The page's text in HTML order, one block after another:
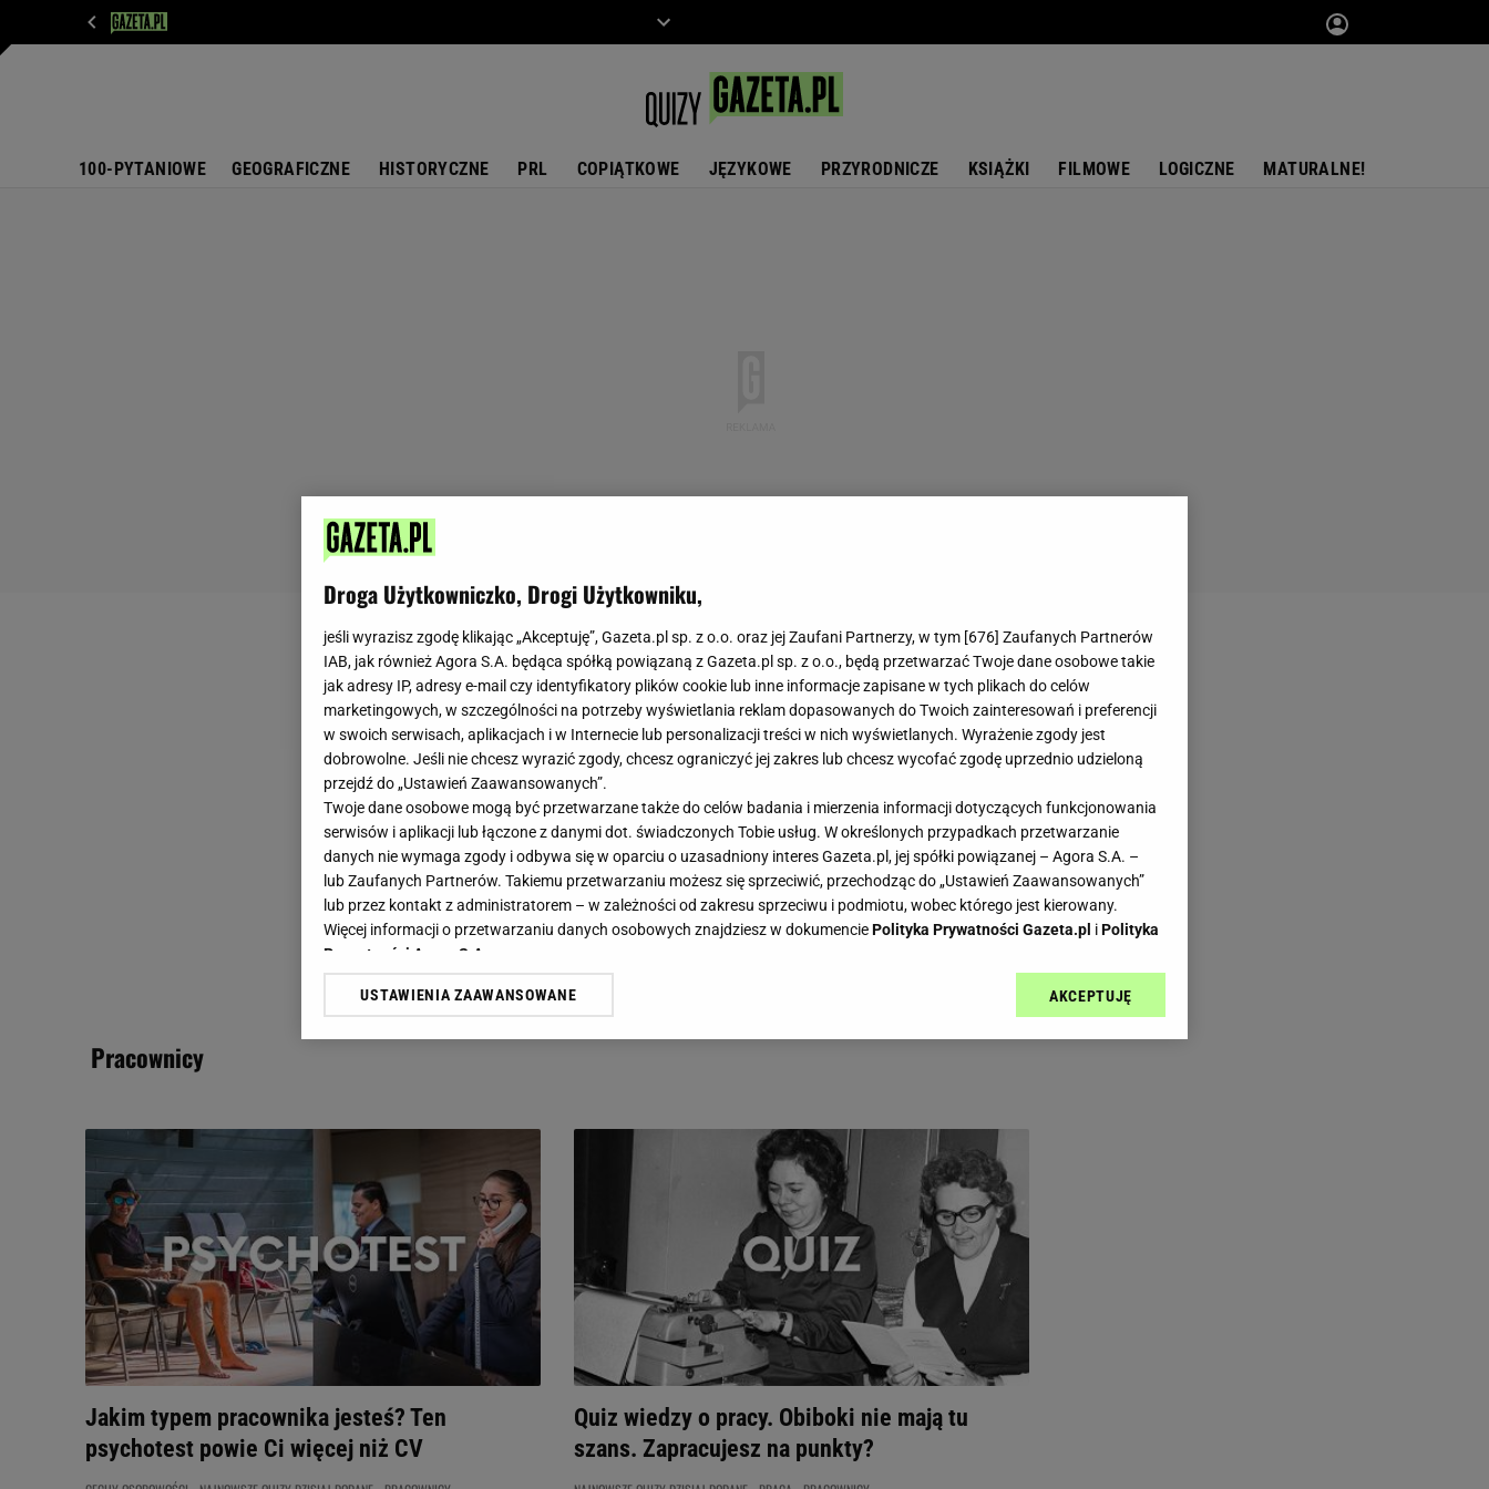
100-PYTANIOWE GEOGRAFICZNE HISTORYCZNE PRL COPIĄTKOWE JĘZYKOWE PRZYRODNICZE KSIĄŻKI FILMOWE LOGICZNE MATURALNE!
pracownicy
Jakim typem pracownika jesteś? Ten
psychotest powie Ci więcej niż CV
Quiz wiedzy o pracy. Obiboki nie mają tu
szans. Zapracujesz na punkty?
Droga Użytkowniczko, Drogi Użytkowniku,
jeśli wyrazisz zgodę klikając „Akceptuję”, Gazeta.pl sp. z o.o. oraz jej Zaufani Partnerzy, w tym [676] Zaufanych Partnerów
IAB, jak również Agora S.A. będąca spółką powiązaną z Gazeta.pl sp. z o.o., będą przetwarzać Twoje dane osobowe takie
jak adresy IP, adresy e-mail czy identyfikatory plików cookie lub inne informacje zapisane w tych plikach do celów
marketingowych, w szczególności na potrzeby wyświetlania reklam dopasowanych do Twoich zainteresowań i preferencji
w swoich serwisach, aplikacjach i w Internecie lub personalizacji treści w nich wyświetlanych. Wyrażenie zgody jest
dobrowolne. Jeśli nie chcesz wyrazić zgody, chcesz ograniczyć jej zakres lub chcesz wycofać zgodę uprzednio udzieloną
przejdź do „Ustawień Zaawansowanych”.
Twoje dane osobowe mogą być przetwarzane także do celów badania i mierzenia informacji dotyczących funkcjonowania
serwisów i aplikacji lub łączone z danymi dot. świadczonych Tobie usług. W określonych przypadkach przetwarzanie
danych nie wymaga zgody i odbywa się w oparciu o uzasadniony interes Gazeta.pl, jej spółki powiązanej – Agora S.A. –
lub Zaufanych Partnerów. Takiemu przetwarzaniu możesz się sprzeciwić, przechodząc do „Ustawień Zaawansowanych”
lub przez kontakt z administratorem – w zależności od zakresu sprzeciwu i podmiotu, wobec którego jest kierowany.
Więcej informacji o przetwarzaniu danych osobowych znajdziesz w dokumenciePolityka Prywatności Gazeta.pl iPolityka
Prywatności Agora S.A.
Klikając „Akceptuję” wyrażasz też zgodę na zainstalowanie i przechowywanie plików cookie Gazeta.pl sp. z o.o., jej
My, nasi Zaufani Partnerzy i Agora S.A. możemy przetwarzać dane osobowe w następujących celach:
Użycie dokładnych danych geolokalizacyjnych. Aktywne skanowanie charakterystyki urządzenia do celów identyfikacji.
Przechowywanie informacji na urządzeniu lub dostęp do nich. Spersonalizowane reklamy i treści, pomiar reklam i treści,
badnie odbiorców i ulepszanie usług.
Lista Zaufanych Partnerów
USTAWIENIA ZAAWANSOWANE AKCEPTUJĘ